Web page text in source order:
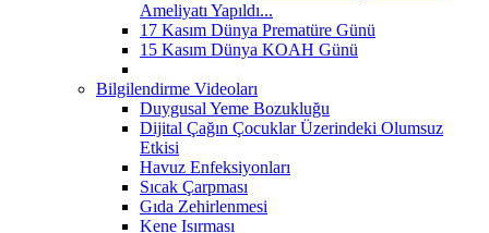
Ameliyatı Yapıldı...
17 Kasım Dünya Prematüre Günü
15 Kasım Dünya KOAH Günü
Bilgilendirme Videoları
Duygusal Yeme Bozukluğu
Dijital Çağın Çocuklar Üzerindeki Olumsuz
Etkisi
Havuz Enfeksiyonları
Sıcak Çarpması
Gıda Zehirlenmesi
Kene Isırması